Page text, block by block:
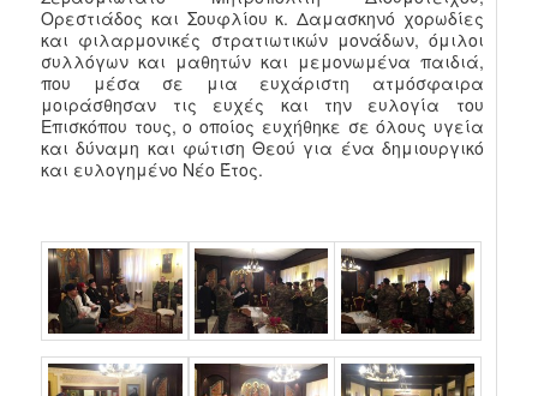
Ορεστιάδος και Σουφλίου κ. Δαμασκηνό χορωδίες
και φιλαρμονικές στρατιωτικών μονάδων, όμιλοι
συλλόγων και μαθητών και μεμονωμένα παιδιά,
που μέσα σε μια ευχάριστη ατμόσφαιρα
μοιράσθησαν τις ευχές και την ευλογία του
Επισκόπου τους, ο οποίος ευχήθηκε σε όλους υγεία
και δύναμη και φώτιση Θεού για ένα δημιουργικό
και ευλογημένο Νέο Έτος.